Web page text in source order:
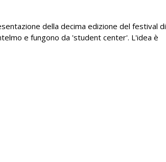
della decima edizione del festival di
e fungono da 'student center'. L'idea è